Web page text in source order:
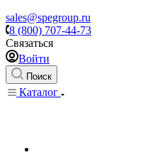
sales@spegroup.ru
8 (800) 707-44-73
Связаться
Войти
Поиск
Каталог